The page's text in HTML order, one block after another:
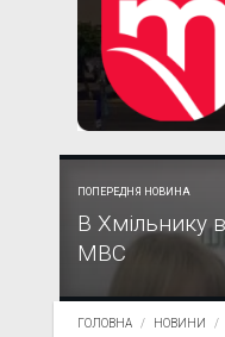
ПОПЕРЕДНЯ НОВИНА
В Хмільнику
МВС
ГОЛОВНА НОВИНИ